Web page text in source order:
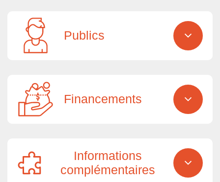
Publics
Financements
Informations
complémentaires